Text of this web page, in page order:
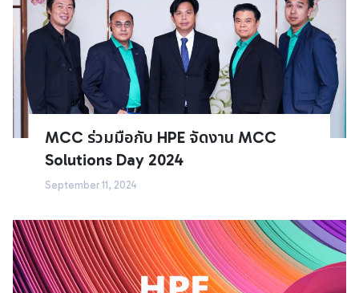
MCC ร่วมมือกับ HPE จัดงาน MCC
Solutions Day 2024
September 11, 2024